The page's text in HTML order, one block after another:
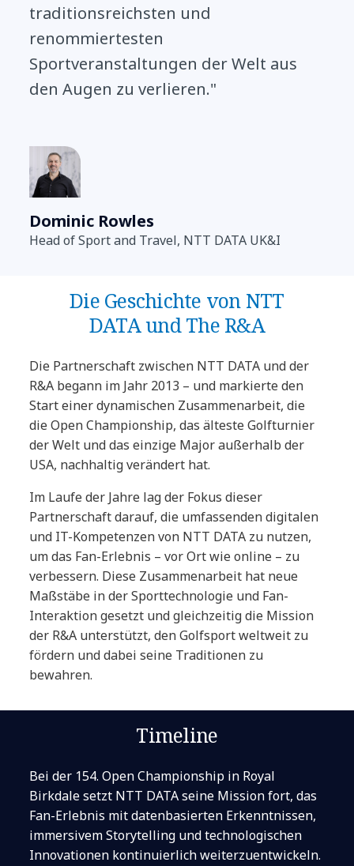
traditionsreichsten und
renommiertesten
Sportveranstaltungen der Welt aus
den Augen zu verlieren."
Dominic Rowles
Head of Sport and Travel, NTT DATA UK&I
Die Geschichte von NTT
DATA und The R&A
Die Partnerschaft zwischen NTT DATA und der
R&A begann im Jahr 2013 – und markierte den
Start einer dynamischen Zusammenarbeit, die
die Open Championship, das älteste Golfturnier
der Welt und das einzige Major außerhalb der
USA, nachhaltig verändert hat.
Im Laufe der Jahre lag der Fokus dieser
Partnerschaft darauf, die umfassenden digitalen
und IT-Kompetenzen von NTT DATA zu nutzen,
um das Fan-Erlebnis – vor Ort wie online – zu
verbessern. Diese Zusammenarbeit hat neue
Maßstäbe in der Sporttechnologie und Fan-
Interaktion gesetzt und gleichzeitig die Mission
der R&A unterstützt, den Golfsport weltweit zu
fördern und dabei seine Traditionen zu
bewahren.
Timeline
Bei der 154. Open Championship in Royal
Birkdale setzt NTT DATA seine Mission fort, das
Fan-Erlebnis mit datenbasierten Erkenntnissen,
immersivem Storytelling und technologischen
Innovationen kontinuierlich weiterzuentwickeln.